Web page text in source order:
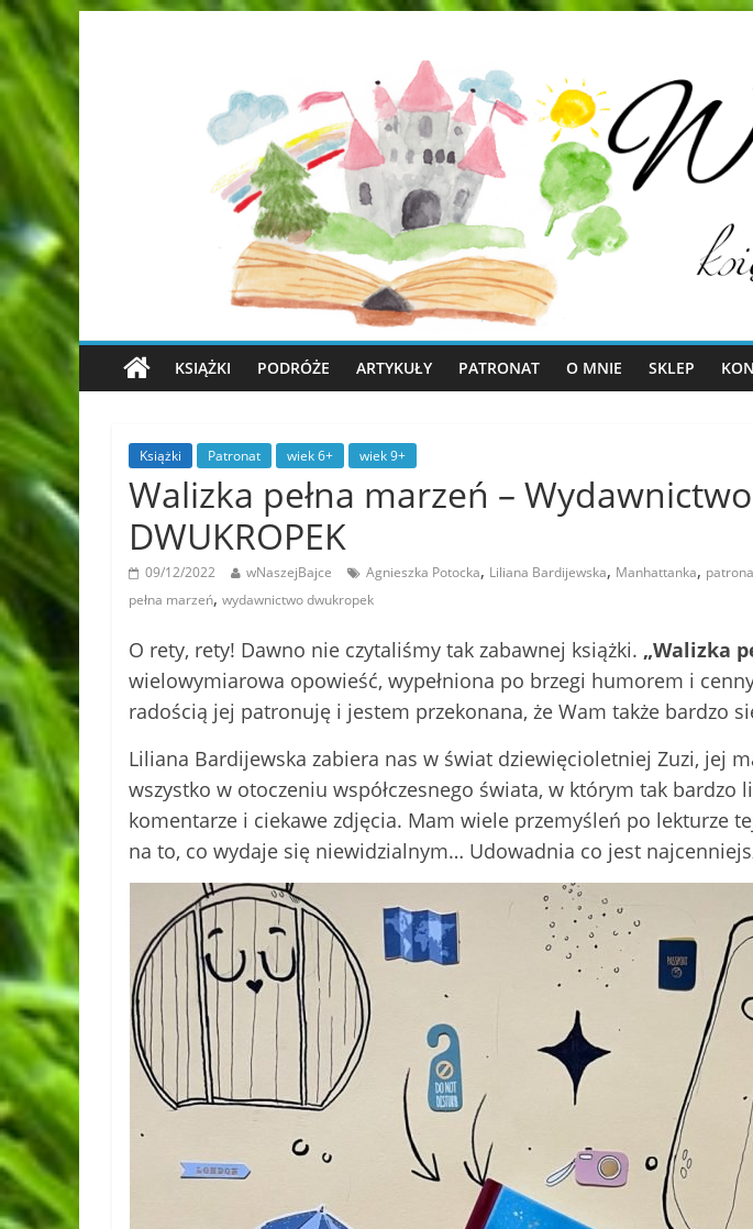
KSIĄŻKI PODRÓŻE ARTYKUŁY PATRONAT O MNIE SKLEP
Książki Patronat wiek 6+ wiek 9+
Walizka pełna marzeń – Wydawnictwo
DWUKROPEK
09/12/2022 wNaszejBajce Agnieszka Potocka, Liliana Bardijewska, Manhattanka,
pełna marzeń, wydawnictwo dwukropek
O rety, rety! Dawno nie czytaliśmy tak zabawnej książki. „Walizka
wielowymiarowa opowieść, wypełniona po brzegi humorem i
radością jej patronuję i jestem przekonana, że Wam także bardzo
Liliana Bardijewska zabiera nas w świat dziewięcioletniej Zuzi, jej
wszystko w otoczeniu współczesnego świata, w którym tak bardzo
komentarze i ciekawe zdjęcia. Mam wiele przemyśleń po lekturze
na to, co wydaje się niewidzialnym… Udowadnia co jest